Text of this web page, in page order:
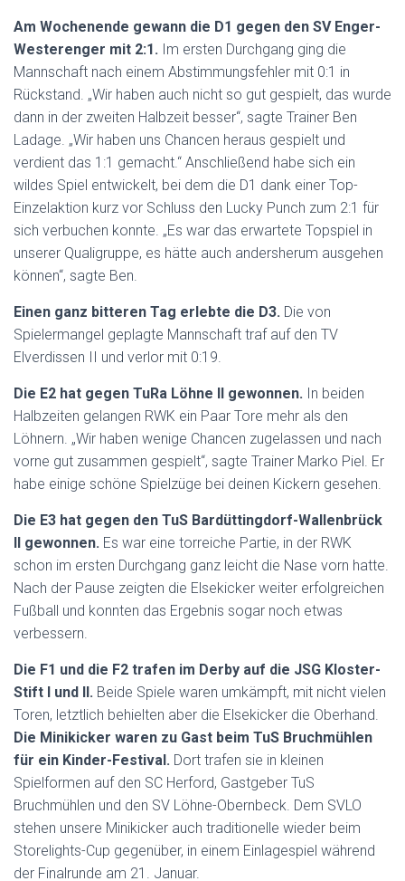
Am Wochenende gewann die D1 gegen den SV Enger-
Westerenger mit 2:1. Im ersten Durchgang ging die
Mannschaft nach einem Abstimmungsfehler mit 0:1 in
Rückstand. „Wir haben auch nicht so gut gespielt, das wurde
dann in der zweiten Halbzeit besser“, sagte Trainer Ben
Ladage. „Wir haben uns Chancen heraus gespielt und
verdient das 1:1 gemacht.“ Anschließend habe sich ein
wildes Spiel entwickelt, bei dem die D1 dank einer Top-
Einzelaktion kurz vor Schluss den Lucky Punch zum 2:1 für
sich verbuchen konnte. „Es war das erwartete Topspiel in
unserer Qualigruppe, es hätte auch andersherum ausgehen
können“, sagte Ben.
Einen ganz bitteren Tag erlebte die D3. Die von
Spielermangel geplagte Mannschaft traf auf den TV
Elverdissen II und verlor mit 0:19.
Die E2 hat gegen TuRa Löhne II gewonnen. In beiden
Halbzeiten gelangen RWK ein Paar Tore mehr als den
Löhnern. „Wir haben wenige Chancen zugelassen und nach
vorne gut zusammen gespielt“, sagte Trainer Marko Piel. Er
habe einige schöne Spielzüge bei deinen Kickern gesehen.
Die E3 hat gegen den TuS Bardüttingdorf-Wallenbrück
II gewonnen. Es war eine torreiche Partie, in der RWK
schon im ersten Durchgang ganz leicht die Nase vorn hatte.
Nach der Pause zeigten die Elsekicker weiter erfolgreichen
Fußball und konnten das Ergebnis sogar noch etwas
verbessern.
Die F1 und die F2 trafen im Derby auf die JSG Kloster-
Stift I und II. Beide Spiele waren umkämpft, mit nicht vielen
Toren, letztlich behielten aber die Elsekicker die Oberhand.
Die Minikicker waren zu Gast beim TuS Bruchmühlen
für ein Kinder-Festival. Dort trafen sie in kleinen
Spielformen auf den SC Herford, Gastgeber TuS
Bruchmühlen und den SV Löhne-Obernbeck. Dem SVLO
stehen unsere Minikicker auch traditionelle wieder beim
Storelights-Cup gegenüber, in einem Einlagespiel während
der Finalrunde am 21. Januar.